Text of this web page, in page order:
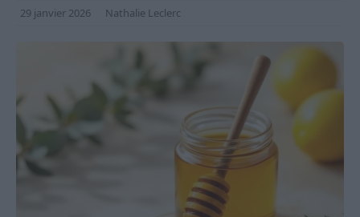
29 janvier 2026 Nathalie Leclerc